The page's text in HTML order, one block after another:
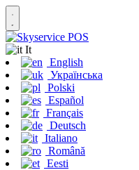
It
English
Українська
Polski
Español
Français
Deutsch
Italiano
Română
Eesti